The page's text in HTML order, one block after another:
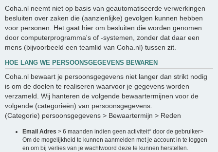
Coha.nl neemt niet op basis van geautomatiseerde verwerkingen
besluiten over zaken die (aanzienlijke) gevolgen kunnen hebben
voor personen. Het gaat hier om besluiten die worden genomen
door computerprogramma's of -systemen, zonder dat daar een
mens (bijvoorbeeld een teamlid van Coha.nl) tussen zit.
HOE LANG WE PERSOONSGEGEVENS BEWAREN
Coha.nl bewaart je persoonsgegevens niet langer dan strikt nodig
is om de doelen te realiseren waarvoor je gegevens worden
verzameld. Wij hanteren de volgende bewaartermijnen voor de
volgende (categorieën) van persoonsgegevens:
(Categorie) persoonsgegevens > Bewaartermijn > Reden
Email Adres > 6 maanden indien geen activiteit* door de gebruiker>
Om de mogelijkheid te kunnen aanmelden met je account in te loggen
en om bij verlies van je wachtwoord deze te kunnen herstellen.